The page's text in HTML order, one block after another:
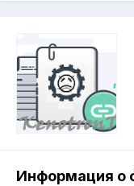
Информация о